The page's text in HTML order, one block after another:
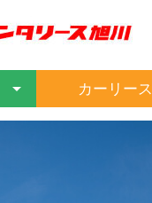
カーリース